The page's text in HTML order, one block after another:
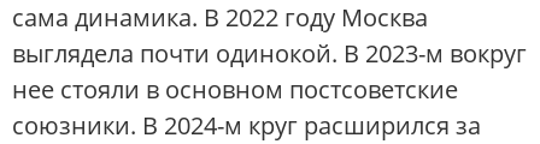
сама динамика. В 2022 году Москва
выглядела почти одинокой. В 2023-м вокруг
нее стояли в основном постсоветские
союзники. В 2024-м круг расширился за